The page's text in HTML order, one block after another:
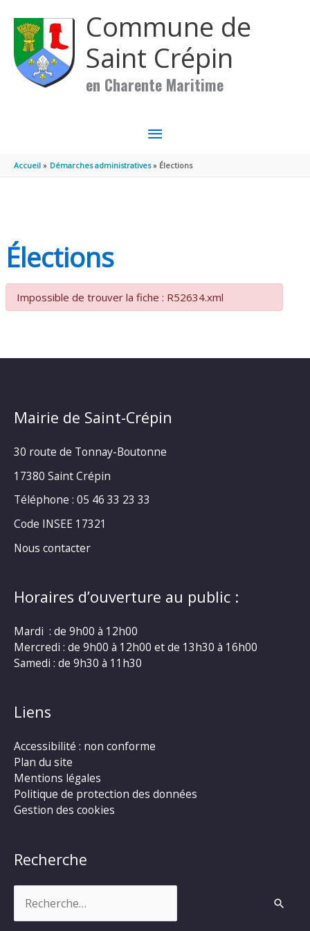
Commune de
Saint Crépin
en Charente Maritime
MENU
PRINCIPAL
Accueil Démarches administratives Élections
Élections
Impossible de trouver la fiche : R52634.xml
Mairie de Saint-Crépin
30 route de Tonnay-Boutonne
17380 Saint Crépin
Téléphone : 05 46 33 23 33
Code INSEE 17321
Nous contacter
Horaires d’ouverture au public :
Mardi : de 9h00 à 12h00
Mercredi : de 9h00 à 12h00 et de 13h30 à 16h00
Samedi : de 9h30 à 11h30
Liens
Accessibilité : non conforme
Plan du site
Mentions légales
Politique de protection des données
Gestion des cookies
Recherche